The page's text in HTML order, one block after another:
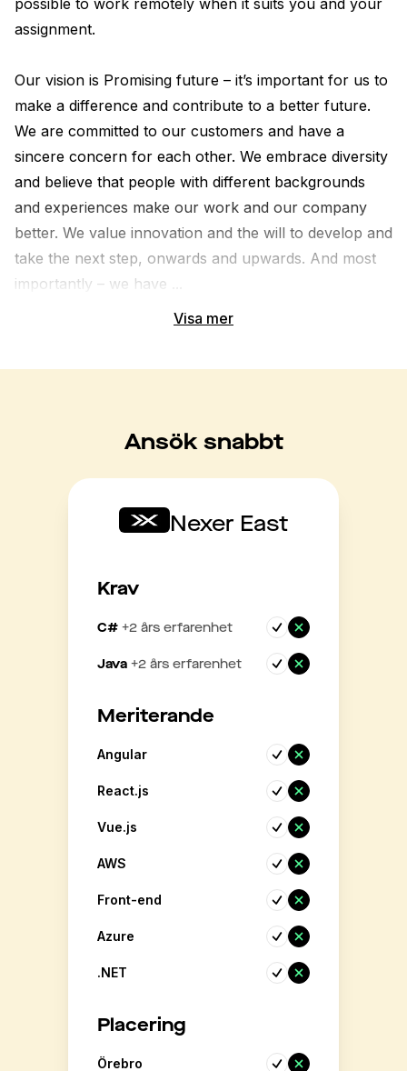
possible to work remotely when it suits you and your
assignment.
Our vision is Promising future – it’s important for us to
make a difference and contribute to a better future.
We are committed to our customers and have a
sincere concern for each other. We embrace diversity
and believe that people with different backgrounds
and experiences make our work and our company
better. We value innovation and the will to develop and
take the next step, onwards and upwards. And most
importantly – we have ...
Visa mer
Ansök snabbt
Nexer East
Krav
C# +2 års erfarenhet
Java +2 års erfarenhet
Meriterande
Angular
React.js
Vue.js
AWS
Front-end
Azure
.NET
Placering
Örebro